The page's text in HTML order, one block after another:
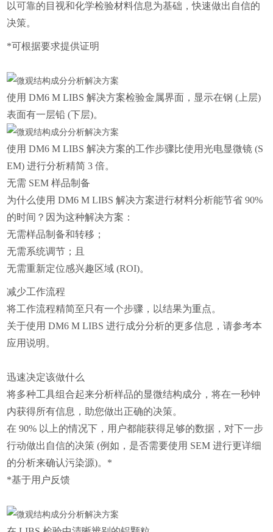
以可靠的目视和化学检验材料信息为基础，快速做出自信的
决策。
*可根据要求提供证明
使用 DM6 M LIBS 解决方案检验金属界面，显示在钢 (上层)
表面有一层铅 (下层)。
使用 DM6 M LIBS 解决方案的工作步骤比使用光电显微镜 (S
EM) 进行分析精简 3 倍。
无需 SEM 样品制备
为什么使用 DM6 M LIBS 解决方案进行材料分析能节省 90%
的时间？因为这种解决方案：
无需样品制备和转移；
无需系统调节；且
无需重新定位感兴趣区域 (ROI)。
减少工作流程
将工作流程精简至只有一个步骤，以结果为重点。
关于使用 DM6 M LIBS 进行成分分析的更多信息，请参考本
应用说明。
迅速决定该做什么
将多种工具组合起来分析样品的显微结构成分，将在一秒钟
内获得所有信息，助您做出正确的决策。
在 90% 以上的情况下，用户都能获得足够的数据，对下一步
行动做出自信的决策 (例如，是否需要使用 SEM 进行更详细
的分析来确认污染源)。*
*基于用户反馈